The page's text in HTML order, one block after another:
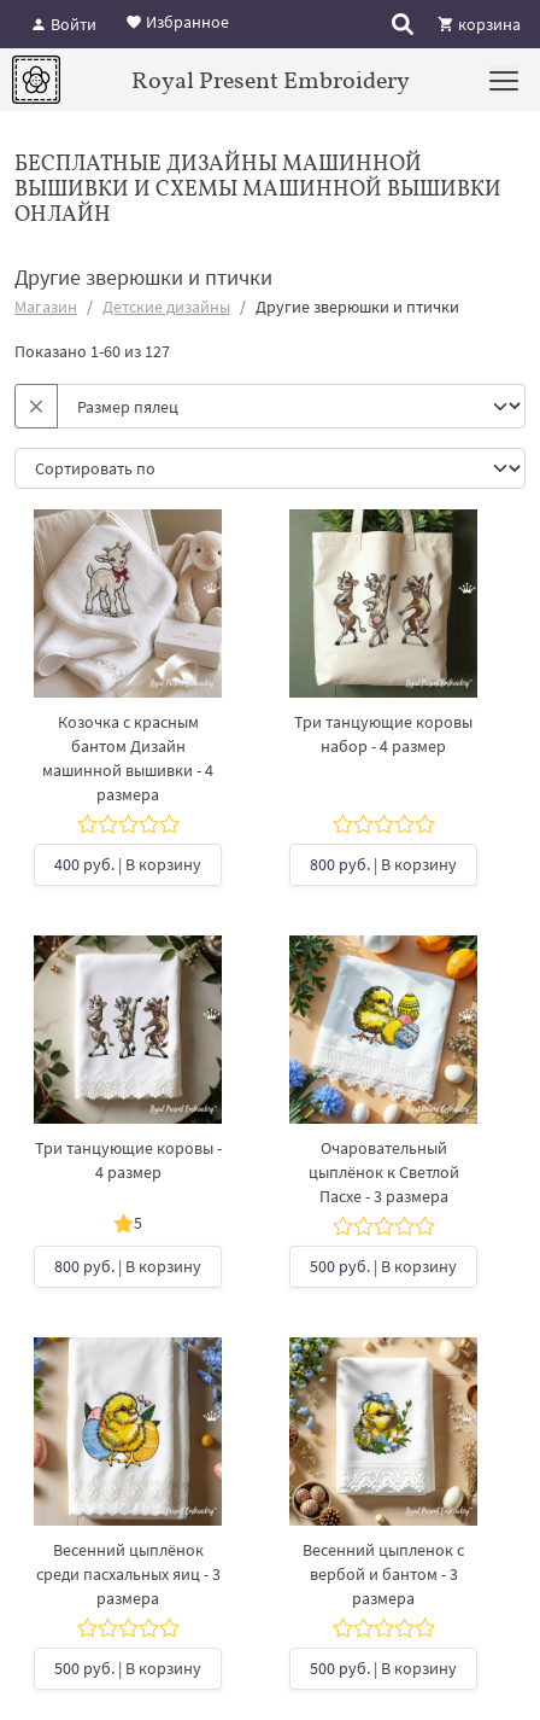
Войти Избранное корзина
Royal Present Embroidery
БЕСПЛАТНЫЕ ДИЗАЙНЫ МАШИННОЙ
ВЫШИВКИ И СХЕМЫ МАШИННОЙ ВЫШИВКИ
ОНЛАЙН
Другие зверюшки и птички
Магазин Детские дизайны Другие зверюшки и птички
Показано 1-60 из 127
Козочка с красным
бантом Дизайн
машинной вышивки - 4
размера
400 руб. | В корзину
Три танцующие коровы
набор - 4 размер
800 руб. | В корзину
Три танцующие коровы -
4 размер
5
800 руб. | В корзину
Очаровательный
цыплёнок к Светлой
Пасхе - 3 размера
500 руб. | В корзину
Весенний цыплёнок
среди пасхальных яиц - 3
размера
500 руб. | В корзину
Весенний цыпленок с
вербой и бантом - 3
размера
500 руб. | В корзину